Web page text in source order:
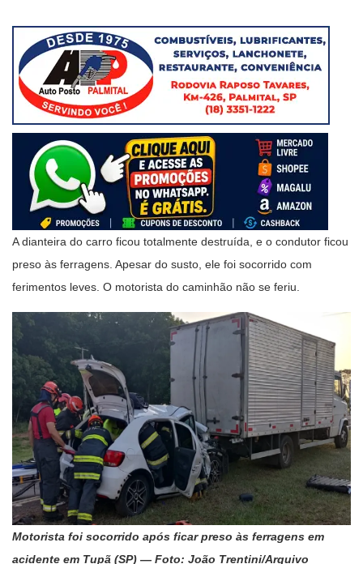
A dianteira do carro ficou totalmente destruída, e o condutor ficou
preso às ferragens. Apesar do susto, ele foi socorrido com
ferimentos leves. O motorista do caminhão não se feriu.
Motorista foi socorrido após ficar preso às ferragens em
acidente em Tupã (SP) — Foto: João Trentini/Arquivo